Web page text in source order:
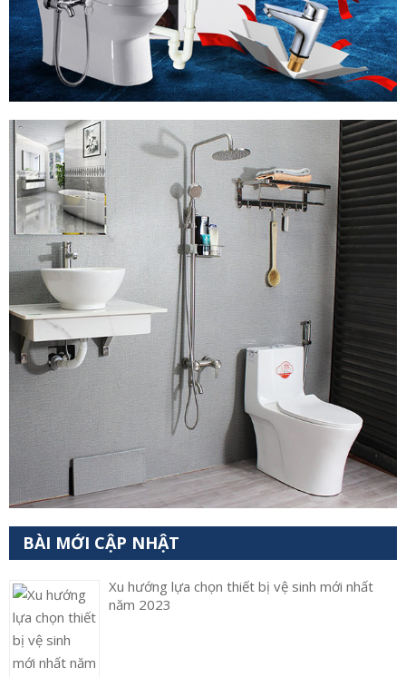
BÀI MỚI CẬP NHẬT
Xu hướng lựa chọn thiết bị vệ sinh mới nhất
năm 2023